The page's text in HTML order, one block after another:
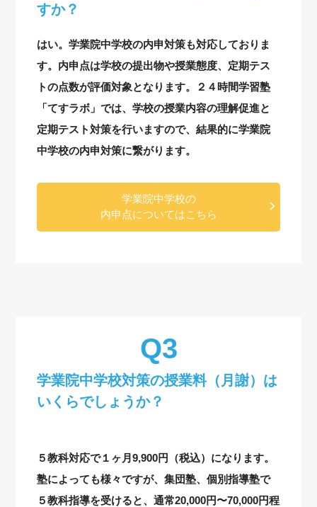
すか？
はい。学業院中学校の内申対策も対応しておりま
す。内申点は学校の提出物や授業態度、定期テス
トの点数が評価対象となります。２４時間学習塾
「てすラボ」では、学校の授業内容の理解促進と
定期テスト対策を行いますので、結果的に学業院
中学校の内申対策に繋がります。
学業院中学校の
内申点についてはこちら
学業院中学校対策の授業料（月謝）は
いくらでしょうか？
５教科対応で１ヶ月9,900円（税込）になります。
塾によっても様々ですが、集団塾、個別指導塾で
５教科指導を受けると、通常20,000円〜70,000円程